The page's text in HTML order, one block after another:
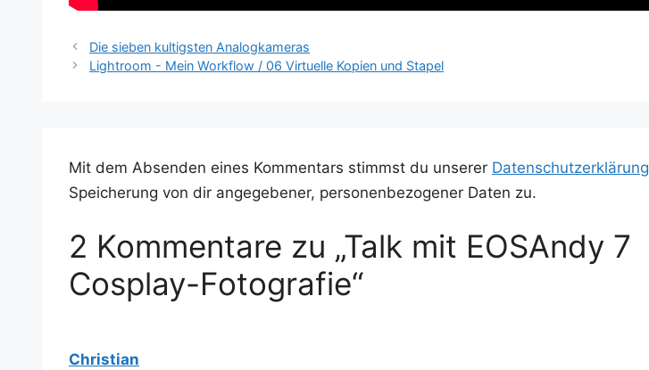
Die sieben kultigsten Analogkameras
Lightroom - Mein Workflow / 06 Virtuelle Kopien und Stapel
Mit dem Absenden eines Kommentars stimmst du unserer Datenschutzerklärung
Speicherung von dir angegebener, personenbezogener Daten zu.
2 Kommentare zu „Talk mit EOSAndy 7
Cosplay-Fotografie“
Christian